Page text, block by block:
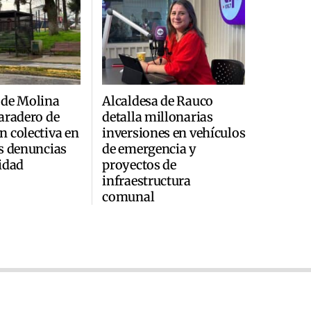
Molina
de
colectiva en
denuncias
Alcaldesa de Rauco
detalla millonarias
inversiones en vehículos
de emergencia y
proyectos de
infraestructura
comunal